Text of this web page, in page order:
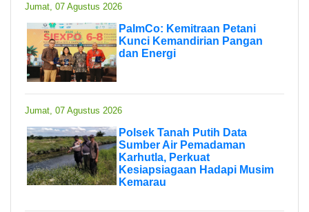
Jumat, 07 Agustus 2026
PalmCo: Kemitraan Petani
Kunci Kemandirian Pangan
dan Energi
Jumat, 07 Agustus 2026
Polsek Tanah Putih Data
Sumber Air Pemadaman
Karhutla, Perkuat
Kesiapsiagaan Hadapi Musim
Kemarau